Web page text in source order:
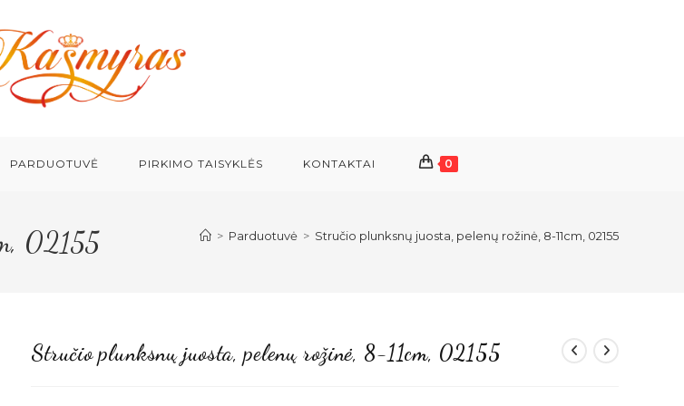
PARDUOTUVĖ PIRKIMO TAISYKLĖS KONTAKTAI 0
02155 > Parduotuvė > Stručio plunksnų juosta, pelenų rožinė, 8-11cm, 02155
Stručio plunksnų juosta, pelenų rožinė, 8-11cm, 02155